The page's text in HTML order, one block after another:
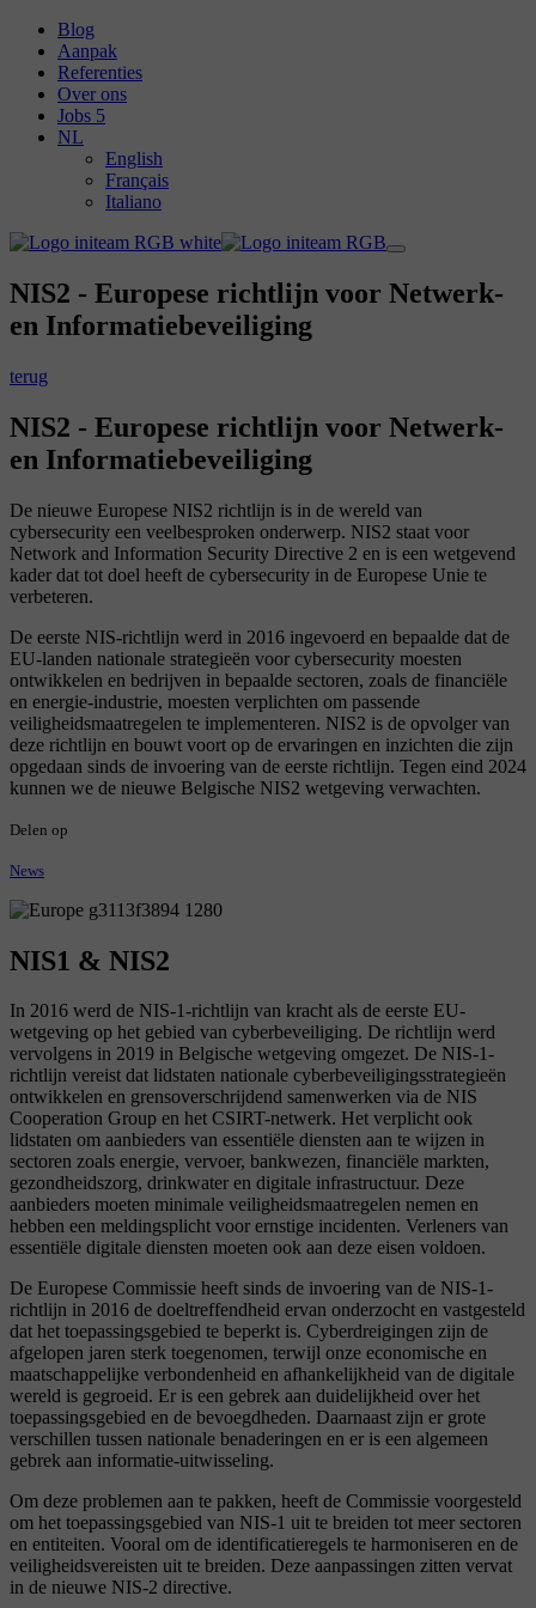
Blog
Aanpak
Referenties
Over ons
Jobs 5
NL
English
Français
Italiano
NIS2 - Europese richtlijn voor Netwerk-
en Informatiebeveiliging
terug
NIS2 - Europese richtlijn voor Netwerk-
en Informatiebeveiliging
De nieuwe Europese NIS2 richtlijn is in de wereld van
cybersecurity een veelbesproken onderwerp. NIS2 staat voor
Network and Information Security Directive 2 en is een wetgevend
kader dat tot doel heeft de cybersecurity in de Europese Unie te
verbeteren.
De eerste NIS-richtlijn werd in 2016 ingevoerd en bepaalde dat de
EU-landen nationale strategieën voor cybersecurity moesten
ontwikkelen en bedrijven in bepaalde sectoren, zoals de financiële
en energie-industrie, moesten verplichten om passende
veiligheidsmaatregelen te implementeren. NIS2 is de opvolger van
deze richtlijn en bouwt voort op de ervaringen en inzichten die zijn
opgedaan sinds de invoering van de eerste richtlijn. Tegen eind 2024
kunnen we de nieuwe Belgische NIS2 wetgeving verwachten.
Delen op
News
NIS1 & NIS2
In 2016 werd de NIS-1-richtlijn van kracht als de eerste EU-
wetgeving op het gebied van cyberbeveiliging. De richtlijn werd
vervolgens in 2019 in Belgische wetgeving omgezet. De NIS-1-
richtlijn vereist dat lidstaten nationale cyberbeveiligingsstrategieën
ontwikkelen en grensoverschrijdend samenwerken via de NIS
Cooperation Group en het CSIRT-netwerk. Het verplicht ook
lidstaten om aanbieders van essentiële diensten aan te wijzen in
sectoren zoals energie, vervoer, bankwezen, financiële markten,
gezondheidszorg, drinkwater en digitale infrastructuur. Deze
aanbieders moeten minimale veiligheidsmaatregelen nemen en
hebben een meldingsplicht voor ernstige incidenten. Verleners van
essentiële digitale diensten moeten ook aan deze eisen voldoen.
De Europese Commissie heeft sinds de invoering van de NIS-1-
richtlijn in 2016 de doeltreffendheid ervan onderzocht en vastgesteld
dat het toepassingsgebied te beperkt is. Cyberdreigingen zijn de
afgelopen jaren sterk toegenomen, terwijl onze economische en
maatschappelijke verbondenheid en afhankelijkheid van de digitale
wereld is gegroeid. Er is een gebrek aan duidelijkheid over het
toepassingsgebied en de bevoegdheden. Daarnaast zijn er grote
verschillen tussen nationale benaderingen en er is een algemeen
gebrek aan informatie-uitwisseling.
Om deze problemen aan te pakken, heeft de Commissie voorgesteld
om het toepassingsgebied van NIS-1 uit te breiden tot meer sectoren
en entiteiten. Vooral om de identificatieregels te harmoniseren en de
veiligheidsvereisten uit te breiden. Deze aanpassingen zitten vervat
in de nieuwe NIS-2 directive.